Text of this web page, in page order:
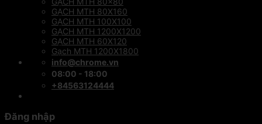
GẠCH MTH 80X160
GẠCH MTH 100X100
GẠCH MTH 1200X1200
GẠCH MTH 60X120
Gạch MTH 1200X1800
info@chrome.vn
08:00 - 18:00
+84563124444
Đăng nhập